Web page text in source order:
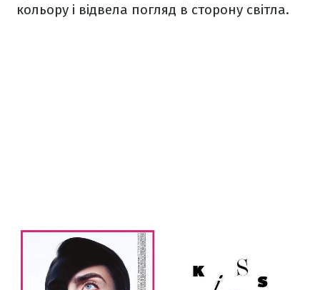
кольору і відвела погляд в сторону світла.